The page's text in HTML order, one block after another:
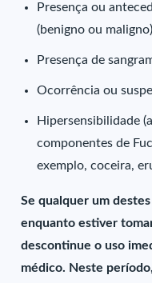
Presença ou
(benigno ou
Presença de
Ocorrência ou
Hipersensibilidade
componentes de
exemplo, coceira,
Se qualquer um
enquanto estiver
descontinue o uso
médico. Neste